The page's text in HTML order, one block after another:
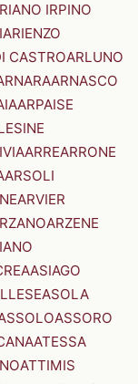
IRPINO
ARIENZO
CASTROARLUNO
ARNASCO
ARPAISE
ARREARRONE
ARSOLI
ARVIER
ARZENE
ASIAGO
ASOLA
ASSORO
ATESSA
ATTIMIS